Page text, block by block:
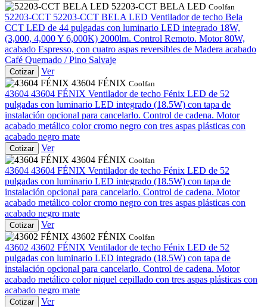
52203-CCT BELA LED Coolfan
52203-CCT 52203-CCT BELA LED Ventilador de techo Bela
CCT LED de 44 pulgadas con luminario LED integrado 18W,
(3,000, 4,000 Y 6,000K) 2000lm. Control Remoto. Motor 80W,
acabado Espresso, con cuatro aspas reversibles de Madera acabado
Café Quemado / Pino Salvaje
Cotizar
Ver
43604 FÉNIX Coolfan
43604 43604 FÉNIX Ventilador de techo Fénix LED de 52
pulgadas con luminario LED integrado (18.5W) con tapa de
instalación opcional para cancelarlo. Control de cadena. Motor
acabado metálico color cromo negro con tres aspas plásticas con
acabado negro mate
Cotizar
Ver
43604 FÉNIX Coolfan
43604 43604 FÉNIX Ventilador de techo Fénix LED de 52
pulgadas con luminario LED integrado (18.5W) con tapa de
instalación opcional para cancelarlo. Control de cadena. Motor
acabado metálico color cromo negro con tres aspas plásticas con
acabado negro mate
Cotizar
Ver
43602 FÉNIX Coolfan
43602 43602 FÉNIX Ventilador de techo Fénix LED de 52
pulgadas con luminario LED integrado (18.5W) con tapa de
instalación opcional para cancelarlo. Control de cadena. Motor
acabado metálico color niquel cepillado con tres aspas plásticas con
acabado negro mate
Cotizar
Ver